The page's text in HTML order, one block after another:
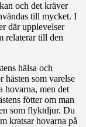
och det kräver
till mycket. I
där upplevelser
relaterar till den
hälsa och
hästen som varelse
hovarna, men det
fötter om man
som flyktdjur. Du
kratsar hovarna på